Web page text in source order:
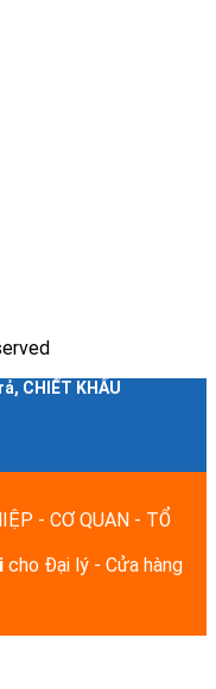
CHIẾT KHẤU
- CƠ QUAN - TỔ
cho Đại lý - Cửa hàng